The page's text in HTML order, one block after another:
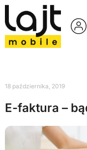
18 października, 2019
E-faktura –